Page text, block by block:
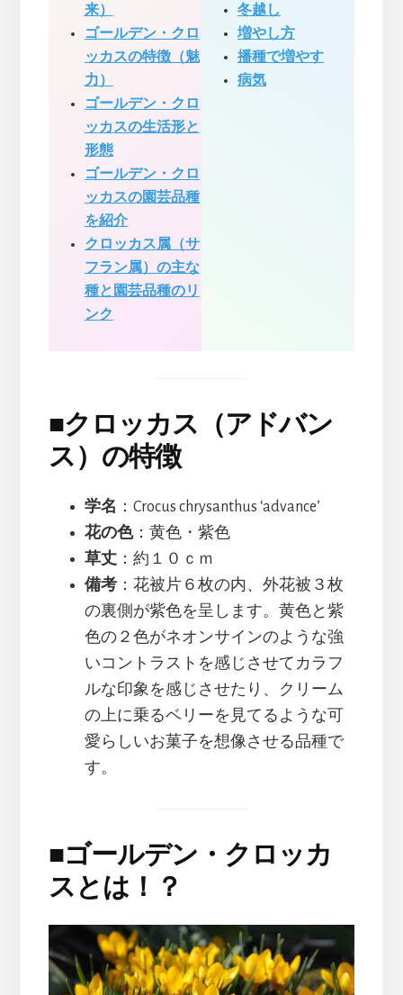
来）
ゴールデン・クロ
ッカスの特徴（魅
力）
ゴールデン・クロ
ッカスの生活形と
形態
ゴールデン・クロ
ッカスの園芸品種
を紹介
クロッカス属（サ
フラン属）の主な
種と園芸品種のリ
ンク
冬越し
増やし方
播種で増やす
病気
■クロッカス（アドバン
ス）の特徴
学名 ：Crocus chrysanthus ‘advance’
花の色：黄色・紫色
草丈：約１０ｃｍ
備考：花被片６枚の内、外花被３枚
の裏側が紫色を呈します。黄色と紫
色の２色がネオンサインのような強
いコントラストを感じさせてカラフ
ルな印象を感じさせたり、クリーム
の上に乗るベリーを見てるような可
愛らしいお菓子を想像させる品種で
す。
■ゴールデン・クロッカ
スとは！？